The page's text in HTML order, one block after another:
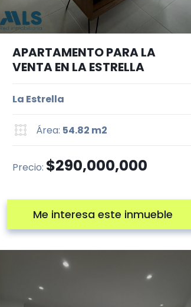
APARTAMENTO PARA LA
VENTA EN LA ESTRELLA
La Estrella
Área: 54.82 m2
Precio: $290,000,000
Me interesa este inmueble